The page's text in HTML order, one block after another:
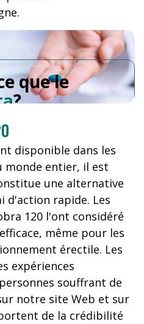
que le
?
disponible dans les
monde entier, il est
une alternative
d'action rapide. Les
120 l'ont considéré
même pour les
érectile. Les
expériences
souffrant de
notre site Web et sur
de la crédibilité